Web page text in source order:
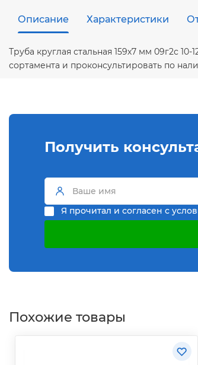
Описание Характеристики
Труба круглая стальная 159х7 мм 09г2с
сортамента и проконсультировать по
Получить
Я прочитал и согласен с
Похожие товары